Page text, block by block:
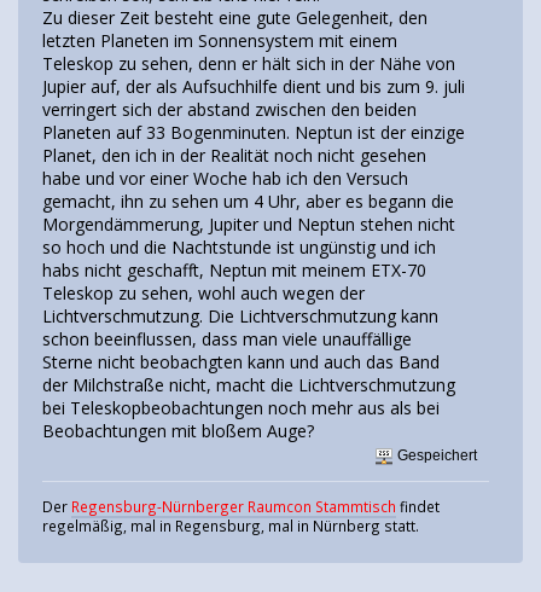
Zu dieser Zeit besteht eine gute Gelegenheit, den
letzten Planeten im Sonnensystem mit einem
Teleskop zu sehen, denn er hält sich in der Nähe von
Jupier auf, der als Aufsuchhilfe dient und bis zum 9. juli
verringert sich der abstand zwischen den beiden
Planeten auf 33 Bogenminuten. Neptun ist der einzige
Planet, den ich in der Realität noch nicht gesehen
habe und vor einer Woche hab ich den Versuch
gemacht, ihn zu sehen um 4 Uhr, aber es begann die
Morgendämmerung, Jupiter und Neptun stehen nicht
so hoch und die Nachtstunde ist ungünstig und ich
habs nicht geschafft, Neptun mit meinem ETX-70
Teleskop zu sehen, wohl auch wegen der
Lichtverschmutzung. Die Lichtverschmutzung kann
schon beeinflussen, dass man viele unauffällige
Sterne nicht beobachgten kann und auch das Band
der Milchstraße nicht, macht die Lichtverschmutzung
bei Teleskopbeobachtungen noch mehr aus als bei
Beobachtungen mit bloßem Auge?
Gespeichert
Der Regensburg-Nürnberger Raumcon Stammtisch findet
regelmäßig, mal in Regensburg, mal in Nürnberg statt.